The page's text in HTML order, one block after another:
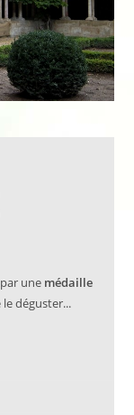
une médaille
le déguster...